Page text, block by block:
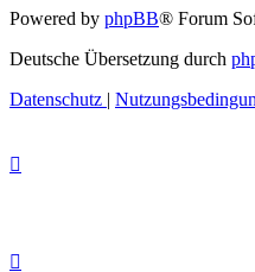
Powered by phpBB® Forum
Deutsche Übersetzung durch
Datenschutz